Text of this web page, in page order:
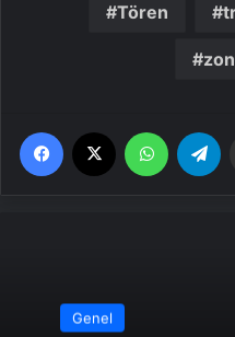
Tören
Facebook WhatsApp
Genel